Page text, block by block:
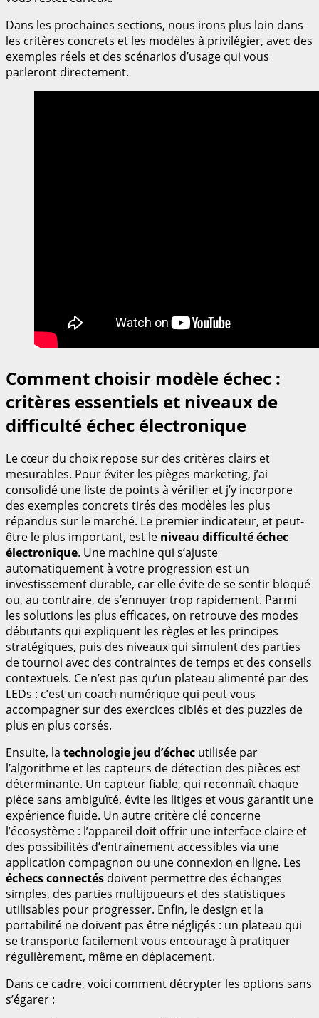
Dans les prochaines sections, nous irons plus loin dans
les critères concrets et les modèles à privilégier, avec des
exemples réels et des scénarios d’usage qui vous
parleront directement.
Comment choisir modèle échec :
critères essentiels et niveaux de
difficulté échec électronique
Le cœur du choix repose sur des critères clairs et
mesurables. Pour éviter les pièges marketing, j’ai
consolidé une liste de points à vérifier et j’y incorpore
des exemples concrets tirés des modèles les plus
répandus sur le marché. Le premier indicateur, et peut-
être le plus important, est le niveau difficulté échec
électronique. Une machine qui s’ajuste
automatiquement à votre progression est un
investissement durable, car elle évite de se sentir bloqué
ou, au contraire, de s’ennuyer trop rapidement. Parmi
les solutions les plus efficaces, on retrouve des modes
débutants qui expliquent les règles et les principes
stratégiques, puis des niveaux qui simulent des parties
de tournoi avec des contraintes de temps et des conseils
contextuels. Ce n’est pas qu’un plateau alimenté par des
LEDs : c’est un coach numérique qui peut vous
accompagner sur des exercices ciblés et des puzzles de
plus en plus corsés.
Ensuite, la technologie jeu d’échec utilisée par
l’algorithme et les capteurs de détection des pièces est
déterminante. Un capteur fiable, qui reconnaît chaque
pièce sans ambiguïté, évite les litiges et vous garantit une
expérience fluide. Un autre critère clé concerne
l’écosystème : l’appareil doit offrir une interface claire et
des possibilités d’entraînement accessibles via une
application compagnon ou une connexion en ligne. Les
échecs connectés doivent permettre des échanges
simples, des parties multijoueurs et des statistiques
utilisables pour progresser. Enfin, le design et la
portabilité ne doivent pas être négligés : un plateau qui
se transporte facilement vous encourage à pratiquer
régulièrement, même en déplacement.
Dans ce cadre, voici comment décrypter les options sans
s’égarer :